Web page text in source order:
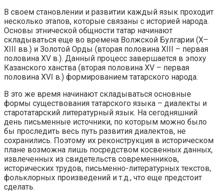
В своем становлении и развитии каждый язык проходит
несколько этапов, которые связаны с историей народа.
Основы этнической общности татар начинают
складываться еще во времена Волжской Булгарии (X–
XIII вв.) и Золотой Орды (вторая половина XIII – первая
половина XV в.). Данный процесс завершается в эпоху
Казанского ханства (вторая половина XV – первая
половина XVI в.) формированием татарского народа.
В это же время начинают складываться основные
формы существования татарского языка – диалекты и
старотатарский литературный язык. На сегодняшний
день письменные источники, по которым можно было
бы проследить весь путь развития диалектов, не
сохранились. Поэтому их реконструкция в историческом
плане возможна лишь посредством косвенных данных,
извлеченных из свидетельств современников,
исторических трудов, письменно-литературных текстов,
фольклорных произведений и т.д., что еще предстоит
сделать.